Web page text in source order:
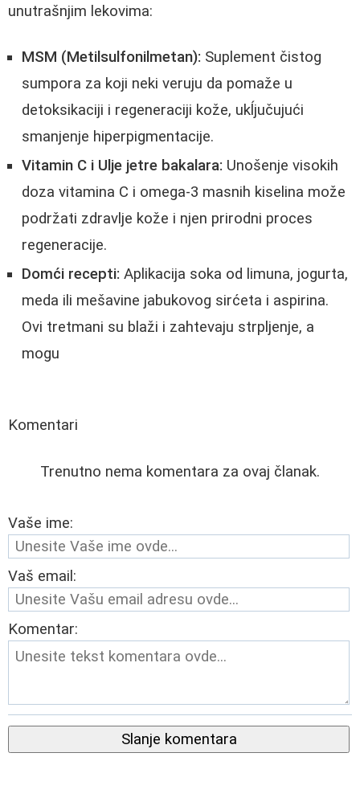
unutrašnjim lekovima:
MSM (Metilsulfonilmetan): Suplement čistog
sumpora za koji neki veruju da pomaže u
detoksikaciji i regeneraciji kože, ukĺjučujući
smanjenje hiperpigmentacije.
Vitamin C i Ulje jetre bakalara: Unošenje visokih
doza vitamina C i omega-3 masnih kiselina može
podržati zdravlje kože i njen prirodni proces
regeneracije.
Domći recepti: Aplikacija soka od limuna, jogurta,
meda ili mešavine jabukovog sirćeta i aspirina.
Ovi tretmani su blaži i zahtevaju strpljenje, a
mogu
Komentari
Trenutno nema komentara za ovaj članak.
Vaše ime:
Vaš email:
Komentar:
Slanje komentara